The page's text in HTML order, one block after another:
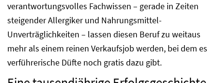
verantwortungsvolles Fachwissen – gerade in Zeiten
steigender Allergiker und Nahrungsmittel-
Unverträglichkeiten – lassen diesen Beruf zu weitaus
mehr als einem reinen Verkaufsjob werden, bei dem es
verführerische Düfte noch gratis dazu gibt.